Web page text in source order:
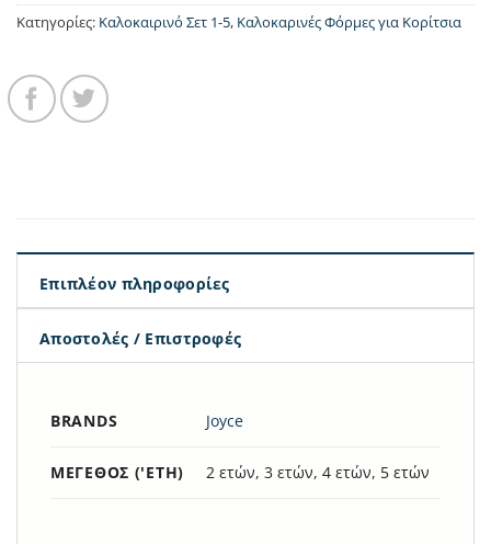
Κατηγορίες: Καλοκαιρινό Σετ 1-5, Καλοκαρινές Φόρμες για Κορίτσια
Επιπλέον πληροφορίες
Αποστολές / Επιστροφές
BRANDS Joyce
ΜΈΓΕΘΟΣ ('ΕΤΗ) 2 ετών, 3 ετών, 4 ετών, 5 ετών